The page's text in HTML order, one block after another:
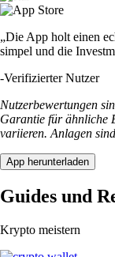
„Die App holt einen
simpel und die
-Verifizierter Nutzer
Nutzerbewertungen
Garantie für ähnliche
variieren. Anlagen
App herunterladen
Guides und
Krypto meistern